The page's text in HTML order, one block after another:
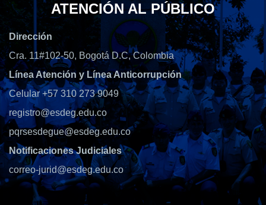
ATENCIÓN AL PÚBLICO
Dirección
Cra. 11#102-50, Bogotá D.C, Colombia
Línea Atención y Línea Anticorrupción
Celular +57 310 273 9049
registro@esdeg.edu.co
pqrsesdegue@esdeg.edu.co
Notificaciones Judiciales
correo-jurid@esdeg.edu.co